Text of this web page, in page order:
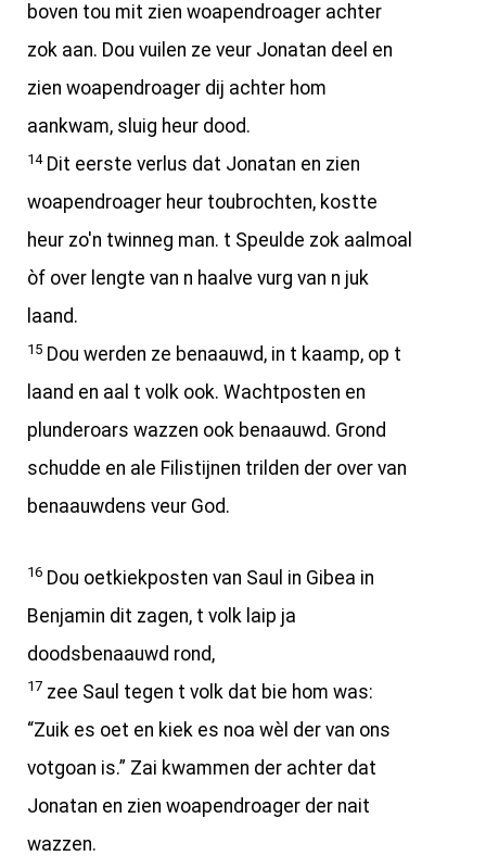
boven tou mit zien woapendroager achter
zok aan. Dou vuilen ze veur Jonatan deel en
zien woapendroager dij achter hom
aankwam, sluig heur dood.
14Dit eerste verlus dat Jonatan en zien
woapendroager heur toubrochten, kostte
heur zo'n twinneg man. t Speulde zok aalmoal
òf over lengte van n haalve vurg van n juk
laand.
15 Dou werden ze benaauwd, in t kaamp, op t
laand en aal t volk ook. Wachtposten en
plunderoars wazzen ook benaauwd. Grond
schudde en ale Filistijnen trilden der over van
benaauwdens veur God.
16 Dou oetkiekposten van Saul in Gibea in
Benjamin dit zagen, t volk laip ja
doodsbenaauwd rond,
17 zee Saul tegen t volk dat bie hom was:
“Zuik es oet en kiek es noa wèl der van ons
votgoan is.” Zai kwammen der achter dat
Jonatan en zien woapendroager der nait
wazzen.